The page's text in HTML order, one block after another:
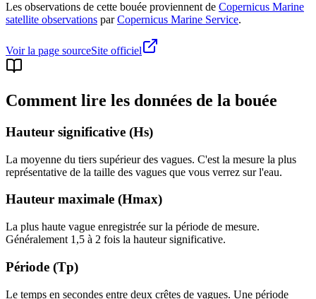
Les observations de cette bouée proviennent de Copernicus Marine
satellite observations par Copernicus Marine Service.
Voir la page sourceSite officiel
Comment lire les données de la bouée
Hauteur significative (Hs)
La moyenne du tiers supérieur des vagues. C'est la mesure la plus
représentative de la taille des vagues que vous verrez sur l'eau.
Hauteur maximale (Hmax)
La plus haute vague enregistrée sur la période de mesure.
Généralement 1,5 à 2 fois la hauteur significative.
Période (Tp)
Le temps en secondes entre deux crêtes de vagues. Une période